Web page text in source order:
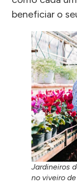
beneficiar o
Jardineiros
no viveiro